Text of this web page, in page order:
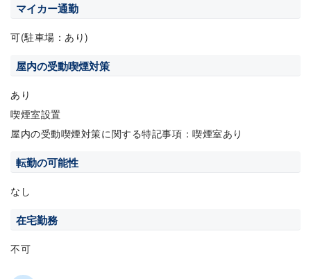
マイカー通勤
可(駐車場：あり)
屋内の受動喫煙対策
あり
喫煙室設置
屋内の受動喫煙対策に関する特記事項：喫煙室あり
転勤の可能性
なし
在宅勤務
不可